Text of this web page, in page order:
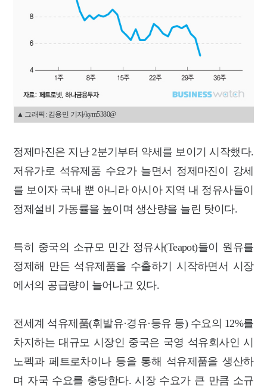
▲ 그래픽: 김용민 기자/kym5380@
정제마진은 지난 2분기부터 약세를 보이기 시작했다.
저유가로 석유제품 수요가 늘면서 정제마진이 강세
를 보이자 국내 뿐 아니라 아시아 지역 내 정유사들이
정제설비 가동률을 높이며 생산량을 늘린 탓이다.
특히 중국의 소규모 민간 정유사(Teapot)들이 원유를
정제해 만든 석유제품을 수출하기 시작하면서 시장
에서의 공급량이 늘어나고 있다.
전세계 석유제품(휘발유·경유·등유 등) 수요의 12%를
차지하는 대규모 시장인 중국은 국영 석유회사인 시
노펙과 페트로차이나 등을 통해 석유제품을 생산하
며 자국 수요를 충당한다. 시장 수요가 큰 만큼 소규